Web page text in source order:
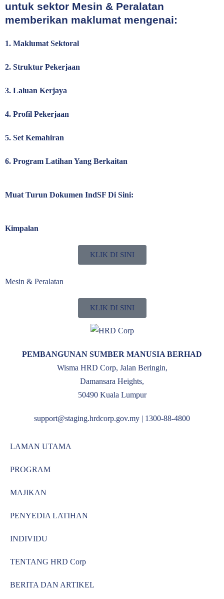
untuk sektor Mesin & Peralatan
memberikan maklumat mengenai:
1. Maklumat Sektoral
2. Struktur Pekerjaan
3. Laluan Kerjaya
4. Profil Pekerjaan
5. Set Kemahiran
6. Program Latihan Yang Berkaitan
Muat Turun Dokumen IndSF Di Sini:
Kimpalan
KLIK DI SINI
Mesin & Peralatan
KLIK DI SINI
PEMBANGUNAN SUMBER MANUSIA BERHAD
Wisma HRD Corp, Jalan Beringin,
Damansara Heights,
50490 Kuala Lumpur
support@staging.hrdcorp.gov.my | 1300-88-4800
LAMAN UTAMA
PROGRAM
MAJIKAN
PENYEDIA LATIHAN
INDIVIDU
TENTANG HRD Corp
BERITA DAN ARTIKEL